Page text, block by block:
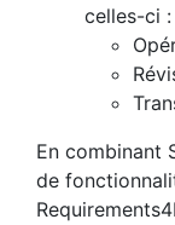
celles-ci :
En combinant
de